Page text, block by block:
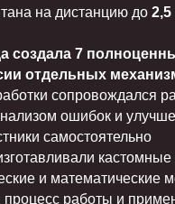
на дистанцию до 2,5
создала 7
отдельных
сопровождался
ошибок и
самостоятельно
кастомные
и математические
процесс работы и